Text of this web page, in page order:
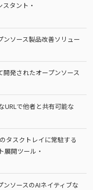
タント・
ンソース製品改善ソリュー
発されたオープンソース
URLで他者と共有可能な
タスクトレイに常駐する
展開ツール・
ソースのAIネイティブな